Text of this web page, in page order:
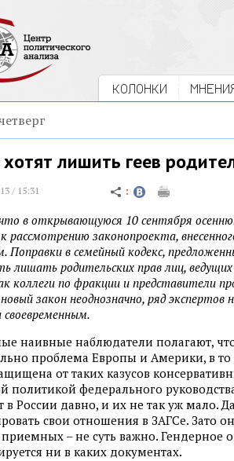
КОЛОНКИ
лишить геев
/ 15:31
в открывающуюся 10 сентября
рассмотрению законопроекта,
Поправки в семейный кодекс,
лишать родительских прав лиц,
коллеги по фракции и представители
закон неоднозначно, ряд экспертов
наивные наблюдатели полагают,
проблема Европы и Америки, в то
от таких казусов
политикой федерального
в России давно, и их не так уж мало.
свои отношения в ЗАГСе. Зато
– не суть важно. Гендерное
ни в каких документах.